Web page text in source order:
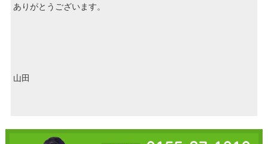
ありがとうございます。
山田